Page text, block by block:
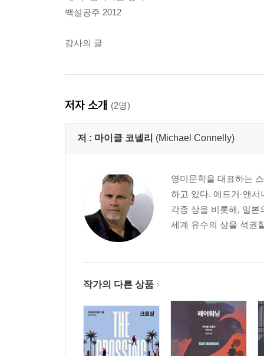
백설공주 2012
감사의 글
저자 소개 (2명)
저 : 마이클 코넬리 (Michael Connelly)
영미문학을 대표하는
하고 있다. 에드거·앤서
각종 상을 비롯해, 일본
세계 유수의 상을 석권
작가의 다른 상품